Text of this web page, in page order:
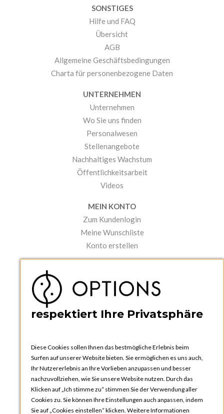
SONSTIGES
Hilfe und FAQ
Übersicht
AGB
Allgemeine Geschäftsbedingungen
Charta für personenbezogene Daten
UNTERNEHMEN
Unternehmen
Wo Sie uns finden
Personalwesen
Stellenangebote
Nachhaltiges Wachstum
Öffentlichkeitsarbeit
Videos
MEIN KONTO
Zum Kundenlogin
Meine Wunschliste
Konto erstellen
Kataloge und Bestellschein
Bedienungsanleitungen
OPTIONS ZÜRICH
Steinackerstrasse 55,
respektiert Ihre Privatsphäre
Diese Cookies sollen Ihnen das bestmögliche Erlebnis beim
Surfen auf unserer Website bieten. Sie ermöglichen es uns auch,
Ihr Nutzererlebnis an Ihre Vorlieben anzupassen und besser
nachzuvollziehen, wie Sie unsere Website nutzen. Durch das
Klicken auf „Ich stimme zu“ stimmen Sie der Verwendung aller
Cookies zu. Sie können Ihre Einstellungen auch anpassen, indem
Sie auf „Cookies einstellen“ klicken. Weitere Informationen